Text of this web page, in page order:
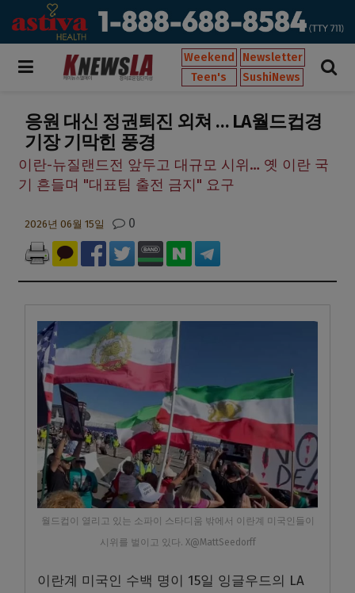
Weekend
Newsletter
Teen's
SushiNews
응원 대신 정권퇴진 외쳐 … LA월드컵경
기장 기막힌 풍경
이란-뉴질랜드전 앞두고 대규모 시위… 옛 이란 국
기 흔들며 "대표팀 출전 금지" 요구
2026년 06월 15일 0
월드컵이 열리고 있는 소파이 스타디움 밖에서 이란계 미국인들이
시위를 벌이고 있다. X@MattSeedorff
이란계 미국인 수백 명이 15일 잉글우드의 LA